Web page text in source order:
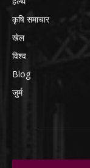
कृषि समाचार
खेल
विश्व
Blog
जुर्म